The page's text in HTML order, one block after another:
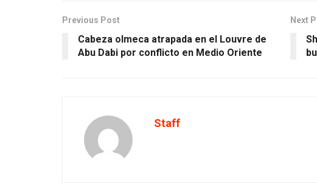
Previous Post
Cabeza olmeca atrapada en el Louvre de
Abu Dabi por conflicto en Medio Oriente
Next
Staff